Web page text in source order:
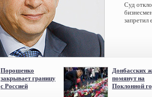
Суд
запретил
Порошенко
закрывает границу
с Россией
Донбасских
помянут на
Поклонной